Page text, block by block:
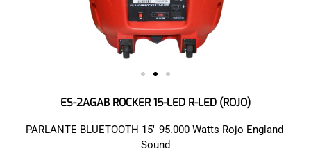
ES-2AGAB ROCKER 15-LED R-LED (ROJO)
PARLANTE BLUETOOTH 15″ 95.000 Watts Rojo England
Sound